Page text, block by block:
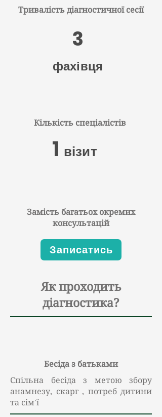
Тривалість діагностичної сесії
3
фахівця
Кількість спеціалістів
1 візит
Замість багатьох окремих
консультацій
Записатись
Як проходить
діагностика?
Бесіда з батьками
Спільна бесіда з метою збору
анамнезу, скарг , потреб дитини
та сім'ї